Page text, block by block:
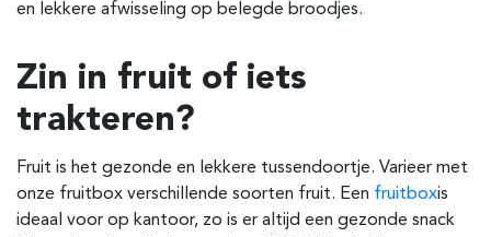
en lekkere afwisseling op belegde broodjes.
Zin in fruit of iets
trakteren?
Fruit is het gezonde en lekkere tussendoortje. Varieer met
onze fruitbox verschillende soorten fruit. Een fruitboxis
ideaal voor op kantoor, zo is er altijd een gezonde snack